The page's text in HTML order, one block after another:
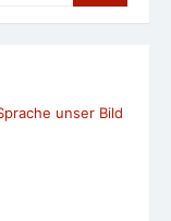
unser Bild